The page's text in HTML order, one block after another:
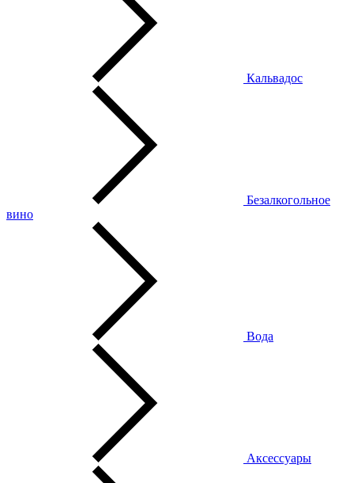
Кальвадос
Безалкогольное
вино
Вода
Аксессуары